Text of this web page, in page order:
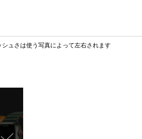
ュさは使う写真によって左右されます